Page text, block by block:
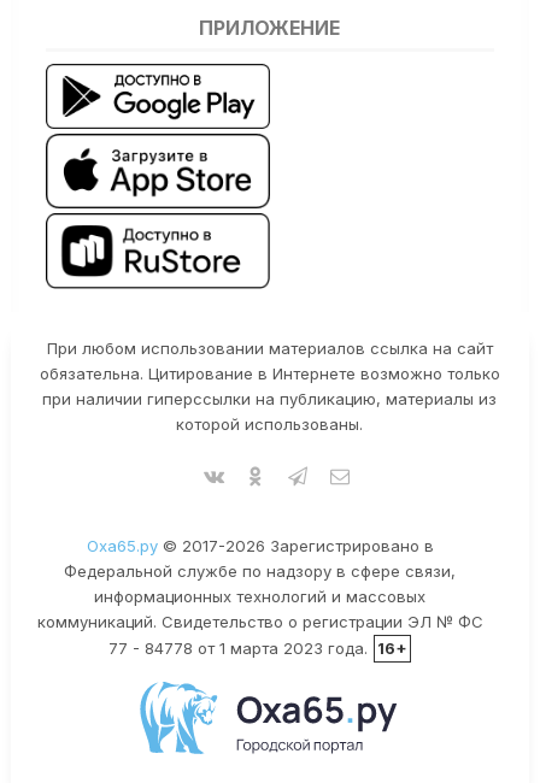
ПРИЛОЖЕНИЕ
При любом использовании материалов ссылка на сайт
обязательна. Цитирование в Интернете возможно только
при наличии гиперссылки на публикацию, материалы из
которой использованы.
Оха65.ру© 2017-2026 Зарегистрировано в
Федеральной службе по надзору в сфере связи,
информационных технологий и массовых
коммуникаций. Свидетельство о регистрации ЭЛ № ФС
77 - 84778 от 1 марта 2023 года.
16+